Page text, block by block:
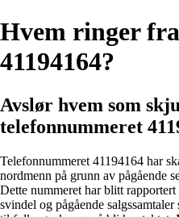
Hvem ringer
41194164?
Avslør hvem som
telefonnummeret
Telefonnummeret 41194164 har
nordmenn på grunn av pågående
Dette nummeret har blitt
svindel og pågående